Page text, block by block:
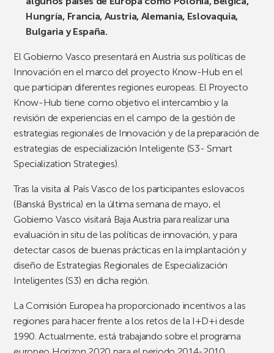
Hungría, Francia, Austria, Alemania, Eslovaquia,
Bulgaria y España.
El Gobierno Vasco presentará en Austria sus políticas de
Innovación en el marco del proyecto Know-Hub en el
que participan diferentes regiones europeas. El Proyecto
Know-Hub tiene como objetivo el intercambio y la
revisión de experiencias en el campo de la gestión de
estrategias regionales de Innovación y de la preparación de
estrategias de especialización Inteligente (S3- Smart
Specialization Strategies).
Tras la visita al País Vasco de los participantes eslovacos
(Banská Bystrica) en la última semana de mayo, el
Gobierno Vasco visitará Baja Austria para realizar una
evaluación in situ de las políticas de innovación, y para
detectar casos de buenas prácticas en la implantación y
diseño de Estrategias Regionales de Especialización
Inteligentes (S3) en dicha región.
La Comisión Europea ha proporcionado incentivos a las
regiones para hacer frente a los retos de la I+D+i desde
1990. Actualmente, está trabajando sobre el programa